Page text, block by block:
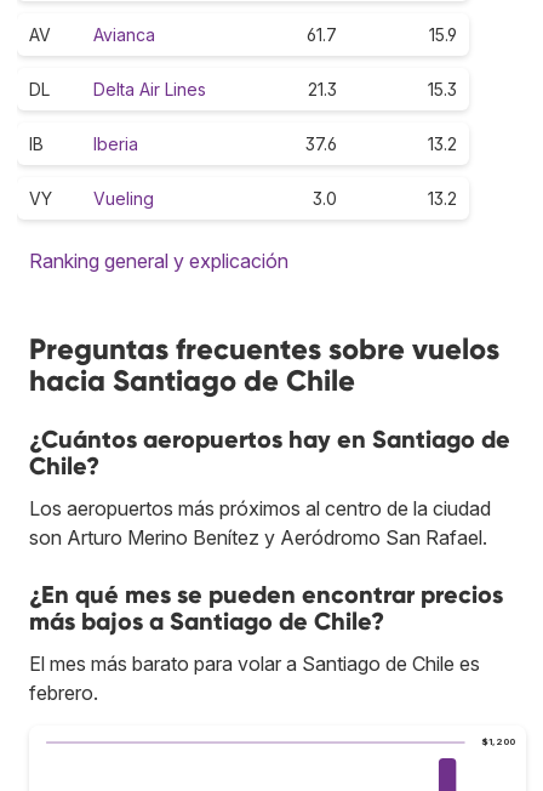
AV Avianca 61.7 15.9
DL Delta Air Lines 21.3 15.3
IB Iberia 37.6 13.2
VY Vueling 3.0 13.2
Ranking general y explicación
Preguntas frecuentes sobre vuelos
hacia Santiago de Chile
¿Cuántos aeropuertos hay en Santiago de
Chile?
Los aeropuertos más próximos al centro de la ciudad
son Arturo Merino Benítez y Aeródromo San Rafael.
¿En qué mes se pueden encontrar precios
más bajos a Santiago de Chile?
El mes más barato para volar a Santiago de Chile es
febrero.
$1,200